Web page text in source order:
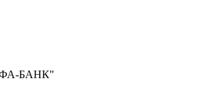
БАНК"